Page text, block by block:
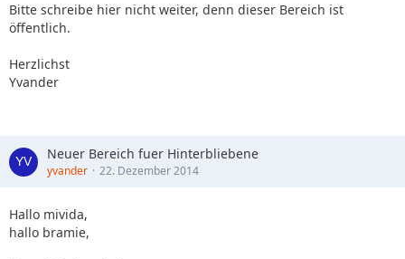
Bitte schreibe hier nicht weiter, denn dieser Bereich ist
öffentlich.
Herzlichst
Yvander
Neuer Bereich fuer Hinterbliebene
yvander 22. Dezember 2014
Hallo mivida,
hallo bramie,